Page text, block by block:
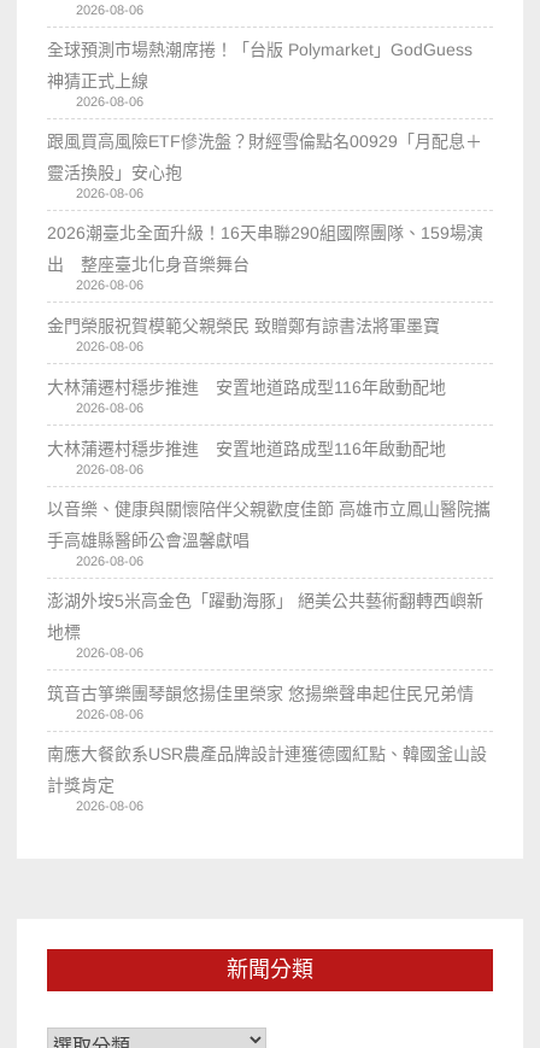
2026-08-06
全球預測市場熱潮席捲！「台版 Polymarket」GodGuess
神猜正式上線
2026-08-06
跟風買高風險ETF慘洗盤？財經雪倫點名00929「月配息＋
靈活換股」安心抱
2026-08-06
2026潮臺北全面升級！16天串聯290組國際團隊、159場演
出 整座臺北化身音樂舞台
2026-08-06
金門榮服祝賀模範父親榮民 致贈鄭有諒書法將軍墨寶
2026-08-06
大林蒲遷村穩步推進 安置地道路成型116年啟動配地
2026-08-06
大林蒲遷村穩步推進 安置地道路成型116年啟動配地
2026-08-06
以音樂、健康與關懷陪伴父親歡度佳節 高雄市立鳳山醫院攜
手高雄縣醫師公會溫馨獻唱
2026-08-06
澎湖外垵5米高金色「躍動海豚」 絕美公共藝術翻轉西嶼新
地標
2026-08-06
筑音古箏樂團琴韻悠揚佳里榮家 悠揚樂聲串起住民兄弟情
2026-08-06
南應大餐飲系USR農產品牌設計連獲德國紅點、韓國釜山設
計獎肯定
2026-08-06
新聞分類
新